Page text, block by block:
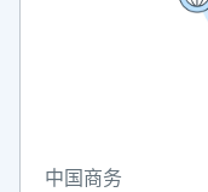
中国商务